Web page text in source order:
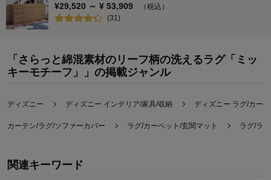
¥29,520 ～ ¥ 53,909
（税込）
(31 )
「さらっと綿混素材のリーフ柄の洗えるラグ「ミッ
キーモチーフ」」の掲載ジャンル
ディズニー ディズニー インテリア/家具/収納 ディズニー ラグ/カー
カーテン/ラグ/ソファーカバー ラグ/カーペット/玄関マット ラグ/ラ
関連キーワード